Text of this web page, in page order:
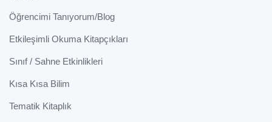
Öğrencimi Tanıyorum/Blog
Etkileşimli Okuma Kitapçıkları
Sınıf / Sahne Etkinlikleri
Kısa Kısa Bilim
Tematik Kitaplık